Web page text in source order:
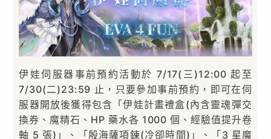
伊娃伺服器事前預約活動於 7/17(三)12:00 起至
7/30(二)23:59 止，只要參加事前預約，即可在伺
服器開放後獲得包含「伊娃計畫禮盒(內含靈魂彈交
換券、魔精石、HP 藥水各 1000 個、經驗值提升卷
軸 5 張)」、「殷海薩項鍊(冷卻時間)」、「3 星魔